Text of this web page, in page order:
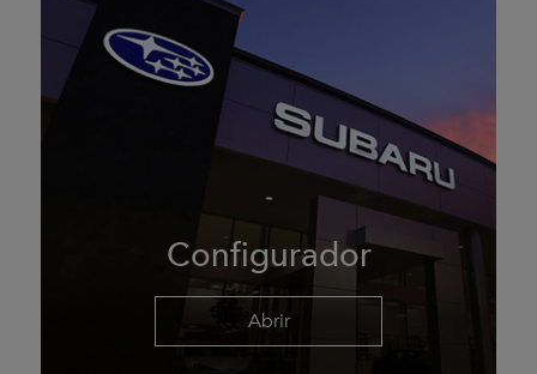
Configurador
Abrir